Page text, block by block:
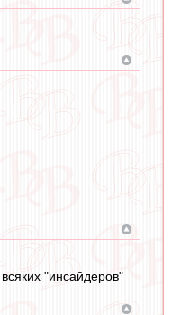
"инсайдеров"